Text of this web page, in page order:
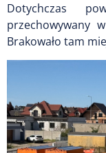
Dotychczas
przechowywany
Brakowało tam